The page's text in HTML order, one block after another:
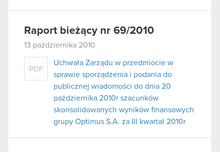
Raport bieżący nr 69/2010
13 października 2010
PDF
Uchwała Zarządu w przedmiocie w
sprawie sporządzenia i podania do
publicznej wiadomości do dnia 20
października 2010r szacunków
skonsolidowanych wyników finansowych
grupy Optimus S.A. za III kwartał 2010r